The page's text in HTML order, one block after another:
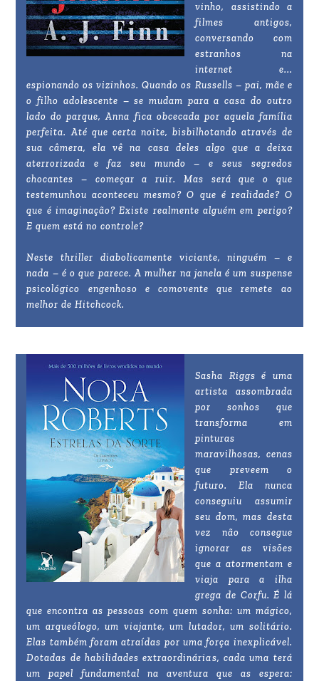
vinho, assistindo a
filmes antigos,
conversando com
estranhos na
internet e...
espionando os vizinhos. Quando os Russells – pai, mãe e
o filho adolescente – se mudam para a casa do outro
lado do parque, Anna fica obcecada por aquela família
perfeita. Até que certa noite, bisbilhotando através de
sua câmera, ela vê na casa deles algo que a deixa
aterrorizada e faz seu mundo – e seus segredos
chocantes – começar a ruir. Mas será que o que
testemunhou aconteceu mesmo? O que é realidade? O
que é imaginação? Existe realmente alguém em perigo?
E quem está no controle?
Neste thriller diabolicamente viciante, ninguém – e
nada – é o que parece. A mulher na janela é um suspense
psicológico engenhoso e comovente que remete ao
melhor de Hitchcock.
Sasha Riggs é uma
artista assombrada
por sonhos que
transforma em
pinturas
maravilhosas, cenas
que preveem o
futuro. Ela nunca
conseguiu assumir
seu dom, mas desta
vez não consegue
ignorar as visões
que a atormentam e
viaja para a ilha
grega de Corfu. É lá
que encontra as pessoas com quem sonha: um mágico,
um arqueólogo, um viajante, um lutador, um solitário.
Elas também foram atraídas por uma força inexplicável.
Dotadas de habilidades extraordinárias, cada uma terá
um papel fundamental na aventura que as espera: